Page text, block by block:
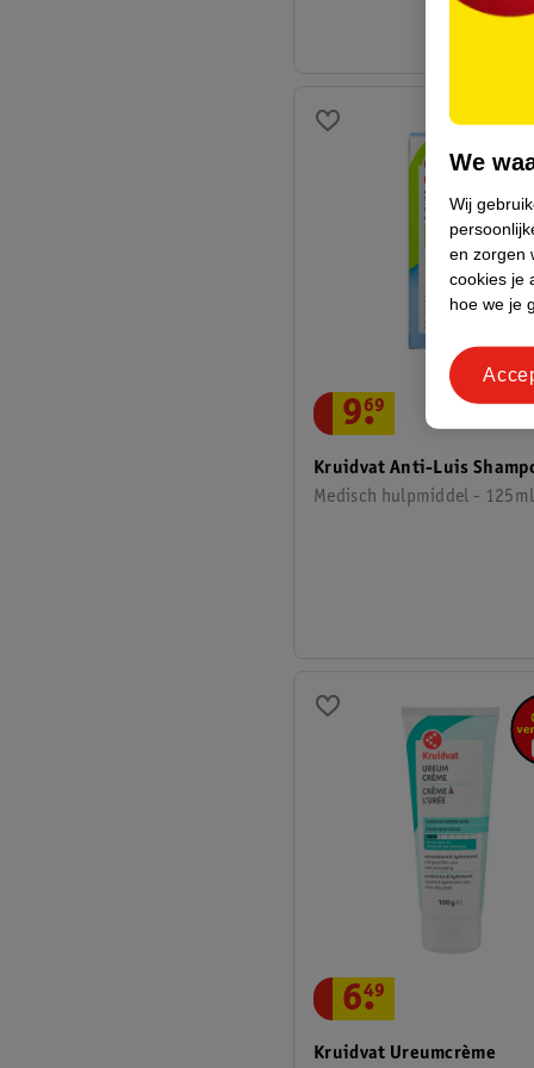
Kruidvat Anti-Luis
Medisch hulpmiddel - 125ml
9.
69
Kruidvat Ureumcrème
6.
49
We
Wij
en zorgen
cookies je
hoe we je